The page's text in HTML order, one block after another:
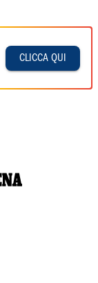
CLICCA QUI